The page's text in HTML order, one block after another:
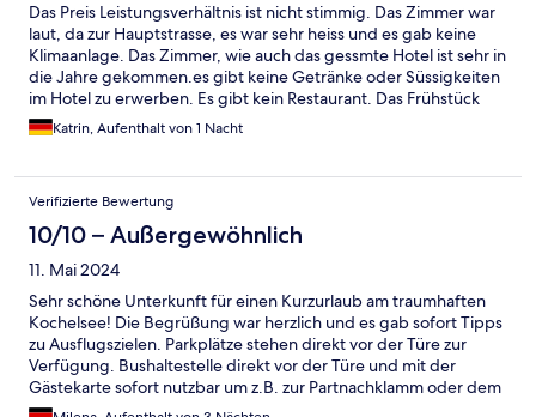
Das Preis Leistungsverhältnis ist nicht stimmig. Das Zimmer war
laut, da zur Hauptstrasse, es war sehr heiss und es gab keine
Klimaanlage. Das Zimmer, wie auch das gessmte Hotel ist sehr in
die Jahre gekommen.es gibt keine Getränke oder Süssigkeiten
im Hotel zu erwerben. Es gibt kein Restaurant. Das Frühstück
war gut. Ich würde hier nicht noch einmal übernachten.
Katrin, Aufenthalt von 1 Nacht
Verifizierte Bewertung
10/10 – Außergewöhnlich
11. Mai 2024
Sehr schöne Unterkunft für einen Kurzurlaub am traumhaften
Kochelsee! Die Begrüßung war herzlich und es gab sofort Tipps
zu Ausflugszielen. Parkplätze stehen direkt vor der Türe zur
Verfügung. Bushaltestelle direkt vor der Türe und mit der
Gästekarte sofort nutzbar um z.B. zur Partnachklamm oder dem
Herzogstand oder Schlehdorf zu kommen. Das